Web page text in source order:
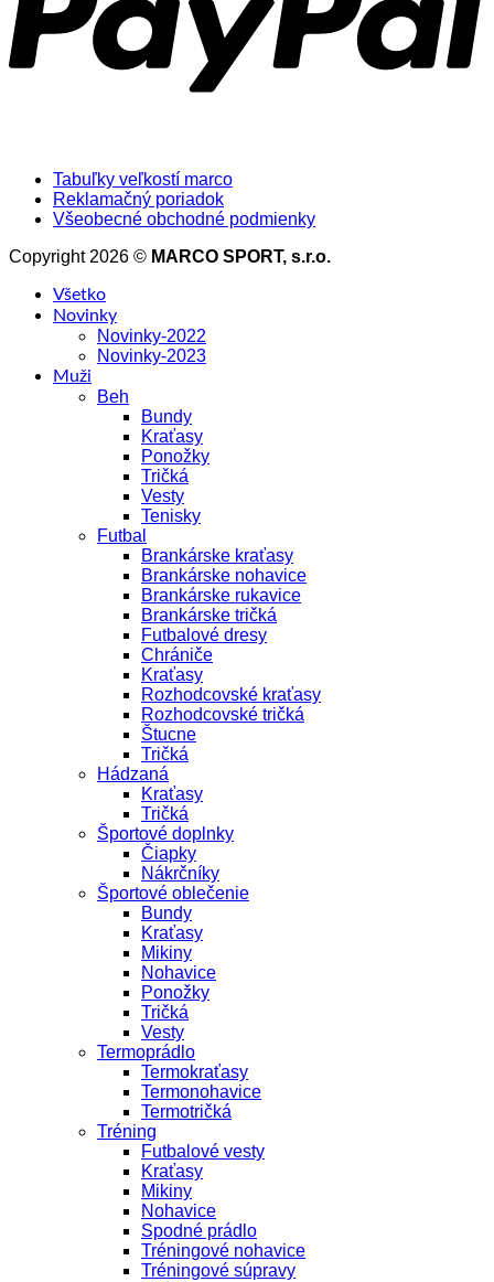
Tabuľky veľkostí marco
Reklamačný poriadok
Všeobecné obchodné podmienky
Copyright 2026 © MARCO SPORT, s.r.o.
Všetko
Novinky
Novinky-2022
Novinky-2023
Muži
Beh
Bundy
Kraťasy
Ponožky
Tričká
Vesty
Tenisky
Futbal
Brankárske kraťasy
Brankárske nohavice
Brankárske rukavice
Brankárske tričká
Futbalové dresy
Chrániče
Kraťasy
Rozhodcovské kraťasy
Rozhodcovské tričká
Štucne
Tričká
Hádzaná
Kraťasy
Tričká
Športové doplnky
Čiapky
Nákrčníky
Športové oblečenie
Bundy
Kraťasy
Mikiny
Nohavice
Ponožky
Tričká
Vesty
Termoprádlo
Termokraťasy
Termonohavice
Termotričká
Tréning
Futbalové vesty
Kraťasy
Mikiny
Nohavice
Spodné prádlo
Tréningové nohavice
Tréningové súpravy